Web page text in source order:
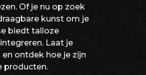
Of je nu op zoek
kunst om je
biedt talloze
Laat je
ontdek hoe je zijn
producten.